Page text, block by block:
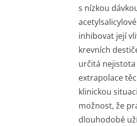
s nízkou
inhibovat její
krevních
určitá nejistota
extrapolace
klinickou
možnost, že
dlouhodobé